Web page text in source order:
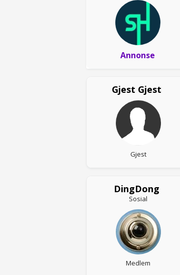
Annonse
Gjest Gjest
Gjest
DingDong
Sosial
Medlem